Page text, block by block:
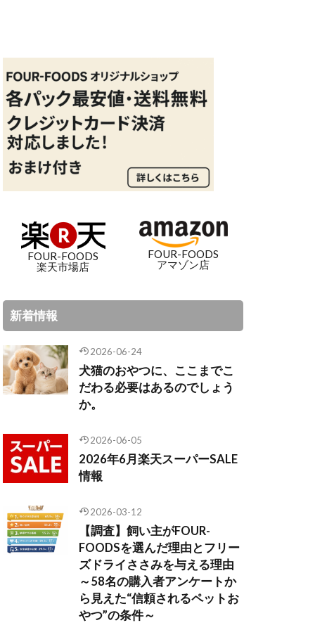
FOUR-FOODS
楽天市場店
FOUR-FOODS
アマゾン店
新着情報
2026-06-24
犬猫のおやつに、ここまでこ
だわる必要はあるのでしょう
か。
2026-06-05
2026年6月楽天スーパーSALE
情報
2026-03-12
【調査】飼い主がFOUR-
FOODSを選んだ理由とフリー
ズドライささみを与える理由
～58名の購入者アンケートか
ら見えた“信頼されるペットお
やつ”の条件～